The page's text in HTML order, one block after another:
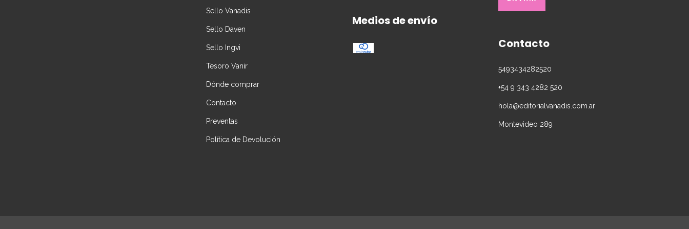
Sello Vanadis
Sello Daven
Sello Ingvi
Tesoro Vanir
Dónde comprar
Contacto
Preventas
Política de Devolución
Medios de envío
Contacto
5493434282520
+54 9 343 4282 520
hola@editorialvanadis.com.ar
Montevideo 289